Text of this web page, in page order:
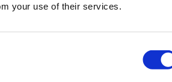
your use of their services.